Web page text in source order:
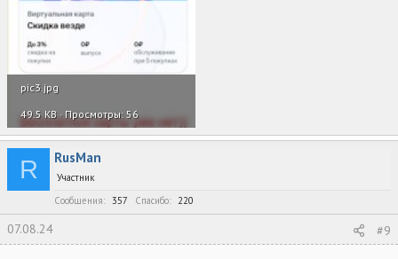
pic3.jpg
49.5 KB · Просмотры: 56
R RusMan
Участник
Сообщения
357 Спасибо 220
07.08.24 #9